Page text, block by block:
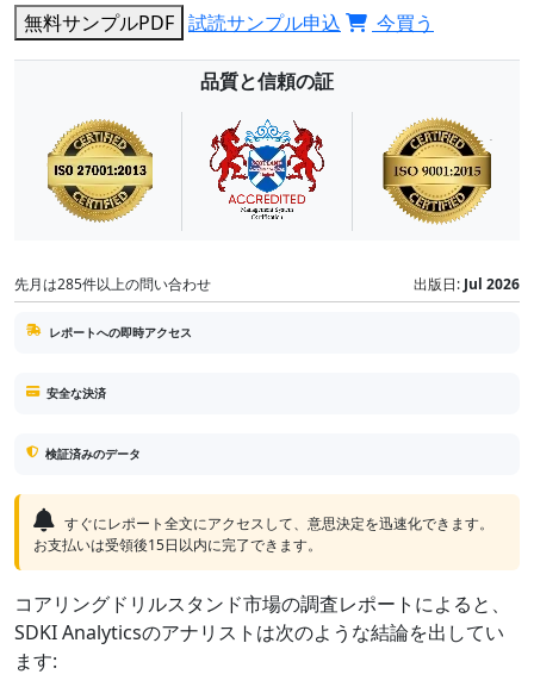
無料サンプルPDF 試読サンプル申込 今買う
品質と信頼の証
先月は285件以上の問い合わせ 出版日: Jul 2026
レポートへの即時アクセス
安全な決済
検証済みのデータ
すぐにレポート全文にアクセスして、意思決定を迅速化できます。
お支払いは受領後15日以内に完了できます。
コアリングドリルスタンド市場の調査レポートによると、
SDKI Analyticsのアナリストは次のような結論を出してい
ます: